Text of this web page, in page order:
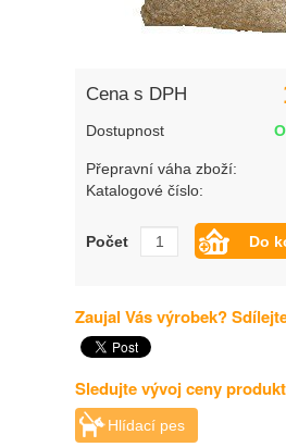
Cena s DPH
Dostupnost
Přepravní váha zboží:
Katalogové číslo:
Počet
Zaujal Vás výrobek?
Sledujte vývoj ceny
Hlídací pes